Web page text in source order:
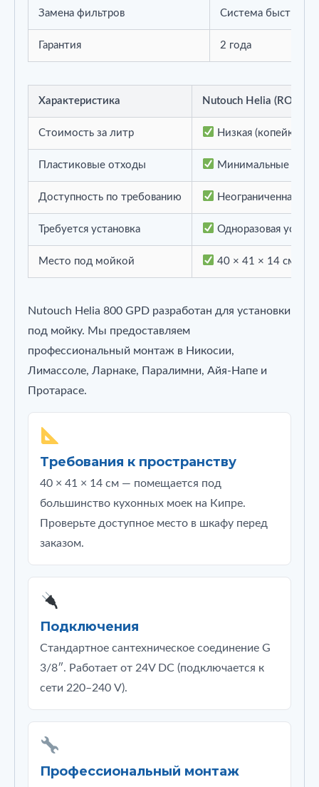
Замена фильтров Система быстрой
Гарантия 2 года
Характеристика Nutouch Helia (RO без
Стоимость за литр Низкая (копейки за
Пластиковые отходы Минимальные
Доступность по требованию Неограниченная
Требуется установка Одноразовая
Место под мойкой 40 × 41 × 14 см
Nutouch Helia 800 GPD разработан для установки
под мойку. Мы предоставляем
профессиональный монтаж в Никосии,
Лимассоле, Ларнаке, Паралимни, Айя-Напе и
Протарасе.
Требования к пространству
40 × 41 × 14 см — помещается под
большинство кухонных моек на Кипре.
Проверьте доступное место в шкафу перед
заказом.
Подключения
Стандартное сантехническое соединение G
3/8″. Работает от 24V DC (подключается к
сети 220–240 V).
Профессиональный монтаж